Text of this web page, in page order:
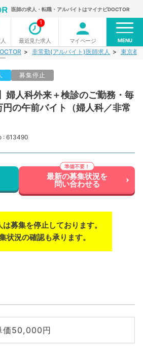
医師の求人・転職・アルバイトはマイナビDOCTOR
最近見た求人
1
マイページ MENU
非常勤(アルバイト)医師求人 東京都
募集停止
婦人科外来＋検診のご勤務・毎
の午前バイト（婦人科／非常
: 613490
最新の募集状況を
問い合わせる
募集を停止しております。
状況の確認も承ります。
価50,000円